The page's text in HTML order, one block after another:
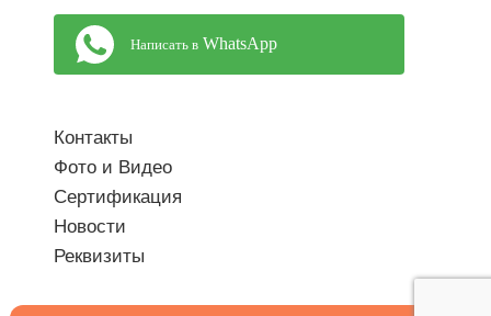
Написать в WhatsApp
Контакты
Фото и Видео
Сертификация
Новости
Реквизиты